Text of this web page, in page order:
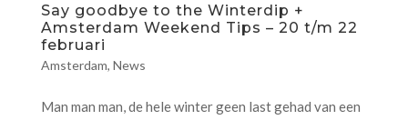
Say goodbye to the Winterdip +
Amsterdam Weekend Tips – 20 t/m 22
februari
Amsterdam, News
Man man man, de hele winter geen last gehad van een